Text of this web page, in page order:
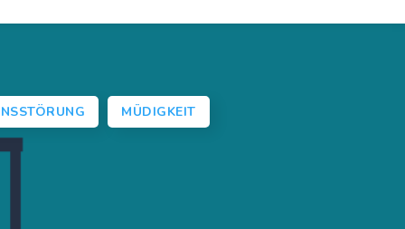
MÜDIGKEIT